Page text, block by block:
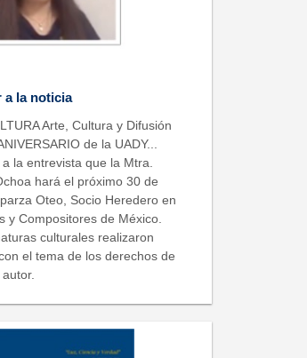
a la noticia
Arte, Cultura y Difusión
de la UADY...
la entrevista que la Mtra.
hará el próximo 30 de
Oteo, Socio Heredero en
y Compositores de México.
culturales realizaron
el tema de los derechos de
autor.